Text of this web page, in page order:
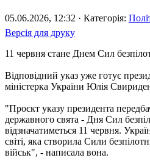
05.06.2026, 12:32 · Категорія:
Версія для друку
11 червня стане Днем Сил
Відповідний указ уже готує
міністерка України Юлія
"Проєкт указу президента
державного свята - Дня Сил
відзначатиметься 11 червня.
світі, яка створила Сили
військ", - написала вона.